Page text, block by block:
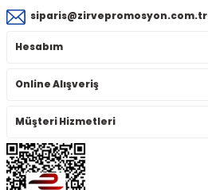
siparis@zirvepromosyon.com.tr
Hesabım
Online Alışveriş
Müşteri Hizmetleri